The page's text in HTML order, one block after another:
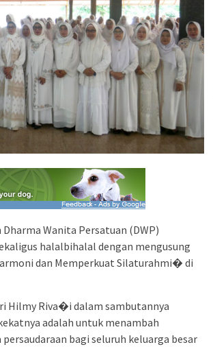
Wanita Persatuan (DWP)
halalbihalal dengan mengusung
dan Memperkuat Silaturahmi� di
Hilmy Riva�i dalam sambutannya
adalah untuk menambah
bagi seluruh keluarga besar